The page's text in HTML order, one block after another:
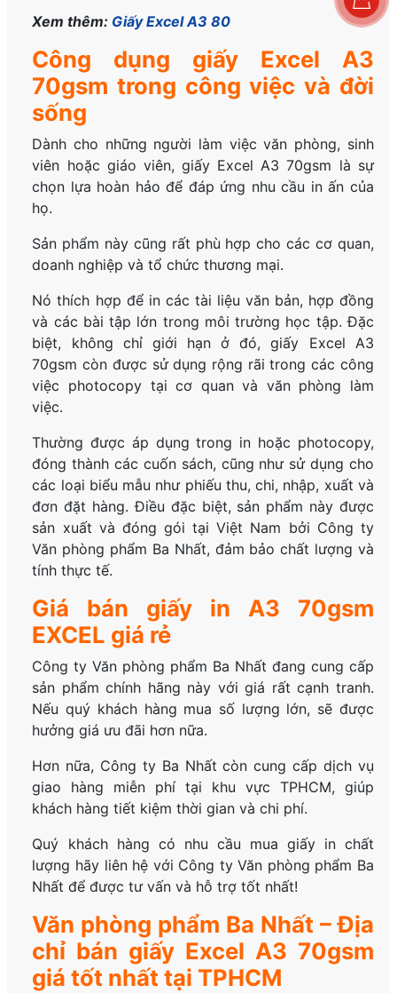
Xem thêm: Giấy Excel A3 80
Công dụng giấy Excel A3
70gsm trong công việc và đời
sống
Dành cho những người làm việc văn phòng, sinh
viên hoặc giáo viên, giấy Excel A3 70gsm là sự
chọn lựa hoàn hảo để đáp ứng nhu cầu in ấn của
họ.
Sản phẩm này cũng rất phù hợp cho các cơ quan,
doanh nghiệp và tổ chức thương mại.
Nó thích hợp để in các tài liệu văn bản, hợp đồng
và các bài tập lớn trong môi trường học tập. Đặc
biệt, không chỉ giới hạn ở đó, giấy Excel A3
70gsm còn được sử dụng rộng rãi trong các công
việc photocopy tại cơ quan và văn phòng làm
việc.
Thường được áp dụng trong in hoặc photocopy,
đóng thành các cuốn sách, cũng như sử dụng cho
các loại biểu mẫu như phiếu thu, chi, nhập, xuất và
đơn đặt hàng. Điều đặc biệt, sản phẩm này được
sản xuất và đóng gói tại Việt Nam bởi Công ty
Văn phòng phẩm Ba Nhất, đảm bảo chất lượng và
tính thực tế.
Giá bán giấy in A3 70gsm
EXCEL giá rẻ
Công ty Văn phòng phẩm Ba Nhất đang cung cấp
sản phẩm chính hãng này với giá rất cạnh tranh.
Nếu quý khách hàng mua số lượng lớn, sẽ được
hưởng giá ưu đãi hơn nữa.
Hơn nữa, Công ty Ba Nhất còn cung cấp dịch vụ
giao hàng miễn phí tại khu vực TPHCM, giúp
khách hàng tiết kiệm thời gian và chi phí.
Quý khách hàng có nhu cầu mua giấy in chất
lượng hãy liên hệ với Công ty Văn phòng phẩm Ba
Nhất để được tư vấn và hỗ trợ tốt nhất!
Văn phòng phẩm Ba Nhất – Địa
chỉ bán giấy Excel A3 70gsm
giá tốt nhất tại TPHCM